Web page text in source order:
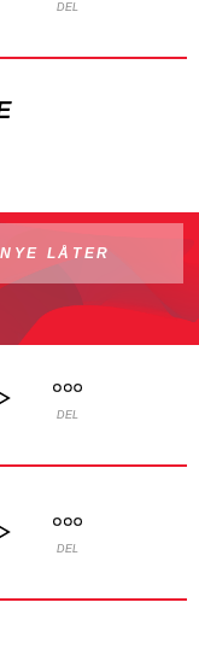
DEL
NYE LÅTER
DEL
DEL